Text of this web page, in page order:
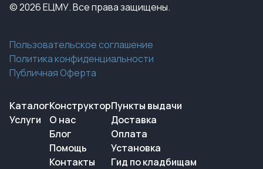
© 2026 ЕЦМУ. Все права защищены.
Пользовательское соглашение
Политика конфиденциальности
Публичная Оферта
Каталог
Услуги
Конструктор
О нас
Блог
Помощь
Контакты
Пункты выдачи
Доставка
Оплата
Установка
Гид по кладбищам